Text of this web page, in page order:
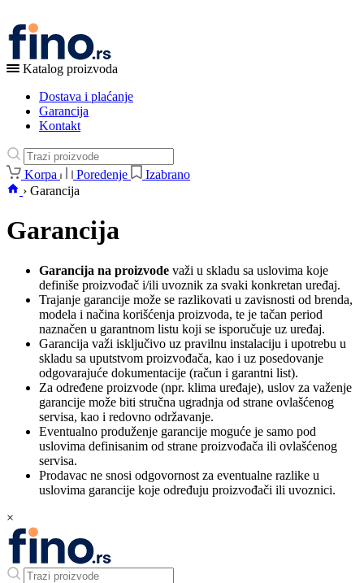
Katalog proizvoda
Dostava i plaćanje
Garancija
Kontakt
Korpa Poredenje
Izabrano
› Garancija
Garancija
Garancija na proizvode važi u skladu sa uslovima koje
definiše proizvođač i/ili uvoznik za svaki konkretan uređaj.
Trajanje garancije može se razlikovati u zavisnosti od brenda,
modela i načina korišćenja proizvoda, te je tačan period
naznačen u garantnom listu koji se isporučuje uz uređaj.
Garancija važi isključivo uz pravilnu instalaciju i upotrebu u
skladu sa uputstvom proizvođača, kao i uz posedovanje
odgovarajuće dokumentacije (račun i garantni list).
Za određene proizvode (npr. klima uređaje), uslov za važenje
garancije može biti stručna ugradnja od strane ovlašćenog
servisa, kao i redovno održavanje.
Eventualno produženje garancije moguće je samo pod
uslovima definisanim od strane proizvođača ili ovlašćenog
servisa.
Prodavac ne snosi odgovornost za eventualne razlike u
uslovima garancije koje određuju proizvođači ili uvoznici.
×